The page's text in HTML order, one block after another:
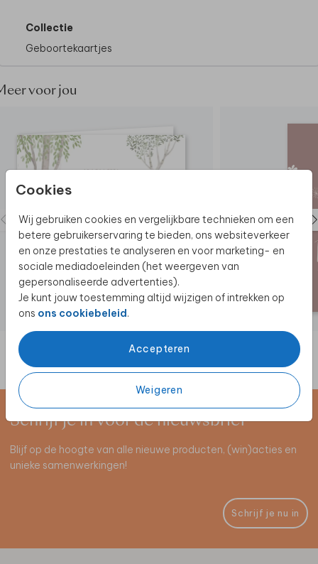
Cookies
Wij gebruiken cookies en vergelijkbare technieken om een
betere gebruikerservaring te bieden, ons websiteverkeer
en onze prestaties te analyseren en voor marketing- en
sociale mediadoeleinden (het weergeven van
gepersonaliseerde advertenties).
Je kunt jouw toestemming altijd wijzigen of intrekken op
ons ons cookiebeleid.
Accepteren
Weigeren
• Kies bij de papiersoort voor linnen
• Maak het geboortekaartje helemaal af door de
Helemaal weg van dit ontwerp? Vraag het
show het ontwerp aan de hele buurt!
Collectie
Geboortekaartjes
voor jou
Schrijf je in voor de nieuwsbrief
Blijf op de hoogte van alle nieuwe producten, (win)acties en
unieke samenwerkingen!
Schrijf je nu in